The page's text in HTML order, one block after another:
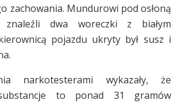
zachowania. Mundurowi pod osłoną
dwa woreczki z białym
pojazdu ukryty był susz i
narkotesterami wykazały, że
substancje to ponad 31 gramów